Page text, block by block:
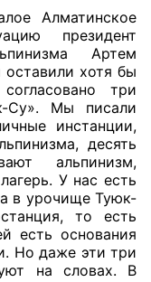
Алматинское
президент
Артем
хотя бы
три
Су». Мы писали
инстанции,
десять
альпинизм,
У нас есть
в урочище Туюк-
то есть
есть основания
Но даже эти три
на словах. В